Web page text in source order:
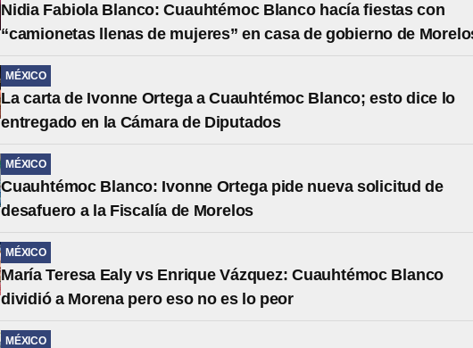
Nidia Fabiola Blanco: Cuauhtémoc Blanco hacía fiestas con
“camionetas llenas de mujeres” en casa de gobierno de
MÉXICO
La carta de Ivonne Ortega a Cuauhtémoc Blanco; esto dice lo
entregado en la Cámara de Diputados
MÉXICO
Cuauhtémoc Blanco: Ivonne Ortega pide nueva solicitud de
desafuero a la Fiscalía de Morelos
MÉXICO
María Teresa Ealy vs Enrique Vázquez: Cuauhtémoc Blanco
dividió a Morena pero eso no es lo peor
MÉXICO